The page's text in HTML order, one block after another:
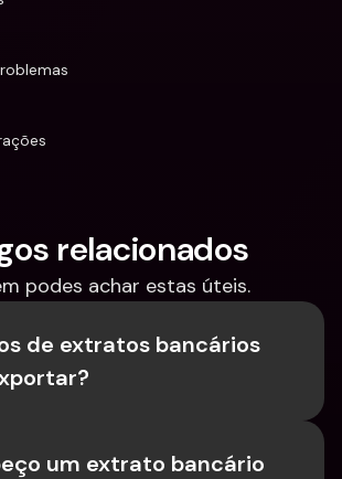
relacionados
podes achar estas úteis.
de extratos bancários
um extrato bancário